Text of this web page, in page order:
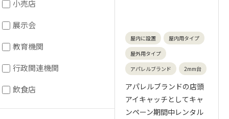
屋内に設置
屋内用タイプ
屋外用タイプ
アパレルブランド
2mm台
アパレルブランドの店頭
アイキャッチとしてキャ
ンペーン期間中レンタル
小売店
展示会
教育機関
行政関連機関
飲食店